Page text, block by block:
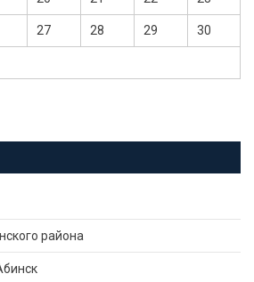
27 28 29 30
района